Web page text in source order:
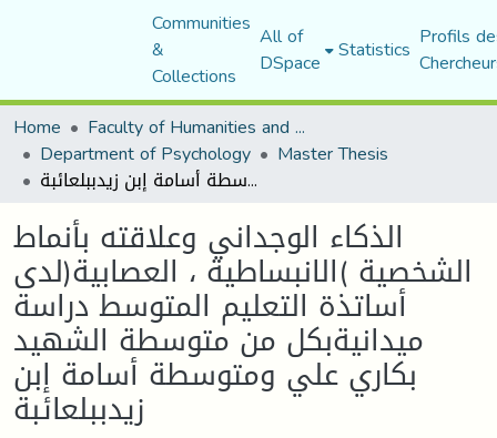
Communities
&
Collections
All of
DSpace Statistics Profils
Home
Faculty of Humanities and Social Sciences
Department of Psychology Master Thesis
الذكاء الوجداني وعلاقته بأنماط الشخصية )الانبساطية ، العصابية(لدى أساتذة التعليم المتوسط دراسة ميدانيةبكل من متوسطة الشهيد بكاري علي ومتوسطة أسامة إبن زيدببلعائبة
الذكاء الوجداني وعلاقته بأنماط
الشخصية )الانبساطية ، العصابية(لدى
أساتذة التعليم المتوسط دراسة
ميدانيةبكل من متوسطة الشهيد
بكاري علي ومتوسطة أسامة إبن
زيدببلعائبة